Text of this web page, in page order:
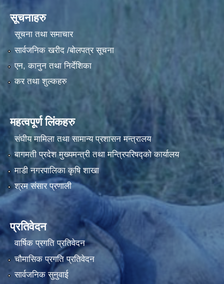
सूचनाहरु
सूचना तथा समाचार
सार्वजनिक खरीद /बोलपत्र सूचना
एन, कानुन तथा निर्देशिका
कर तथा शुल्कहरु
महत्वपूर्ण लिंकहरु
संघीय मामिला तथा सामान्य प्रशासन मन्त्रालय
बागमती प्रदेश मुख्यमन्त्री तथा मन्त्रिपरिषद्को कार्यालय
माडी नगरपालिका कृषि शाखा
श्रम संसार प्रणाली
प्रतिवेदन
वार्षिक प्रगति प्रतिवेदन
चौमासिक प्रगति प्रतिवेदन
सार्वजनिक सुनुवाई